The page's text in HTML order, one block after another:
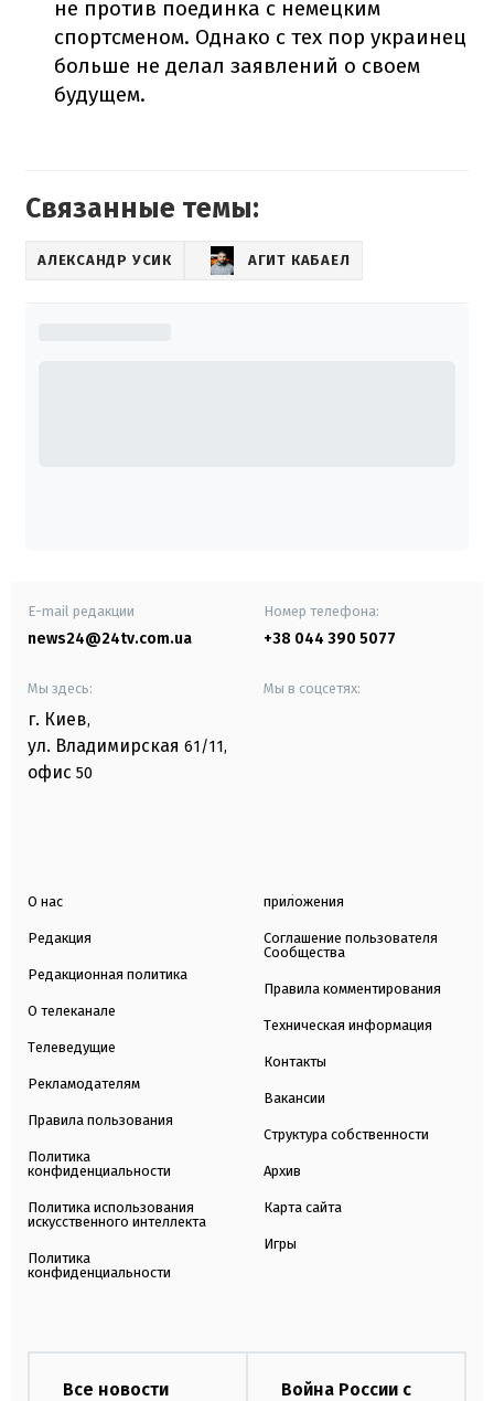
не против поединка с немецким
спортсменом. Однако с тех пор украинец
больше не делал заявлений о своем
будущем.
Связанные темы:
АЛЕКСАНДР УСИК АГИТ КАБАЕЛ
E-mail редакции
news24@24tv.com.ua
Номер телефона:
+38 044 390 5077
Мы здесь:
г. Киев,
ул. Владимирская 61/11,
офис 50
Мы в соцсетях:
О нас
Редакция
Редакционная политика
О телеканале
Телеведущие
Рекламодателям
Правила пользования
Политика
конфиденциальности
Политика использования
искусственного интеллекта
Политика
конфиденциальности
приложения
Соглашение пользователя
Сообщества
Правила комментирования
Техническая информация
Контакты
Вакансии
Структура собственности
Архив
Карта сайта
Игры
Все новости
Война России с